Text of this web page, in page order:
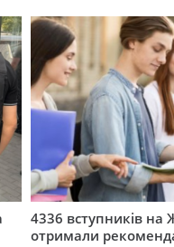
4336 вступників
отримали